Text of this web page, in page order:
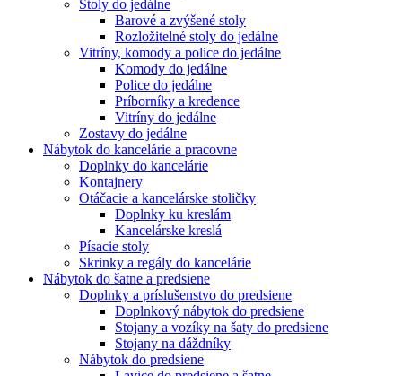
Stoly do jedálne
Barové a zvýšené stoly
Rozložitelné stoly do jedálne
Vitríny, komody a police do jedálne
Komody do jedálne
Police do jedálne
Príborníky a kredence
Vitríny do jedálne
Zostavy do jedálne
Nábytok do kancelárie a pracovne
Doplnky do kancelárie
Kontajnery
Otáčacie a kancelárske stoličky
Doplnky ku kreslám
Kancelárske kreslá
Písacie stoly
Skrinky a regály do kancelárie
Nábytok do šatne a predsiene
Doplnky a príslušenstvo do predsiene
Doplnkový nábytok do predsiene
Stojany a vozíky na šaty do predsiene
Stojany na dáždníky
Nábytok do predsiene